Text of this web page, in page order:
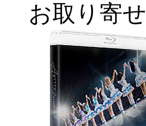
お取り寄せ